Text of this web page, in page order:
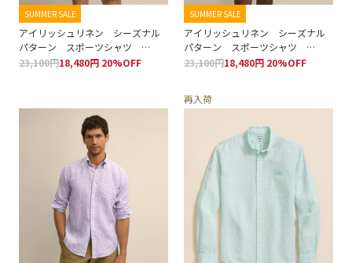
SUMMER SALE
アイリッシュリネン シーズナル
パターン スポーツシャツ
Regular Fit
23,100円18,480円 20%OFF
SUMMER SALE
アイリッシュリネン シーズナル
パターン スポーツシャツ
Regular Fit
23,100円18,480円 20%OFF
再入荷